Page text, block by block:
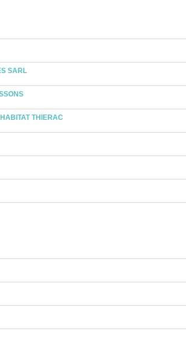
SARL
THIERAC